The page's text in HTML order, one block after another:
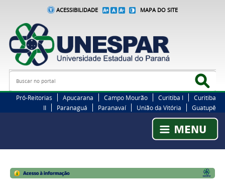
ACESSIBILIDADE MAPA DO SITE
Busca
Pró-Reitorias Apucarana Campo Mourão Curitiba I
Curitiba
II
Paranaguá Paranavaí União da Vitória Guatupê